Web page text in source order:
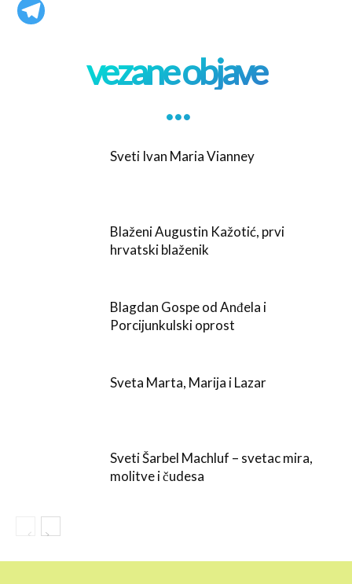
vezane objave
. . .
Sveti Ivan Maria Vianney
Blaženi Augustin Kažotić, prvi
hrvatski blaženik
Blagdan Gospe od Anđela i
Porcijunkulski oprost
Sveta Marta, Marija i Lazar
Sveti Šarbel Machluf – svetac mira,
molitve i čudesa